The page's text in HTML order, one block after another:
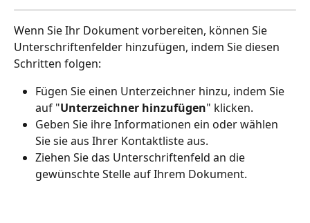
Wenn Sie Ihr Dokument vorbereiten, können Sie
Unterschriftenfelder hinzufügen, indem Sie diesen
Schritten folgen:
Fügen Sie einen Unterzeichner hinzu, indem Sie
auf "Unterzeichner hinzufügen" klicken.
Geben Sie ihre Informationen ein oder wählen
Sie sie aus Ihrer Kontaktliste aus.
Ziehen Sie das Unterschriftenfeld an die
gewünschte Stelle auf Ihrem Dokument.